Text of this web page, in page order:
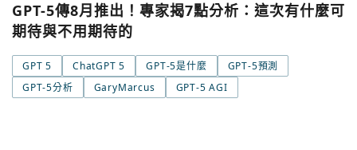
GPT-5傳8月推出！專家揭7點分析：這次有什麼可
期待與不用期待的
GPT 5 ChatGPT 5 GPT-5是什麼
GPT-5預測
GPT-5分析
GaryMarcus GPT-5 AGI
Email
繼續表示您已同意 服務條款與隱私政策